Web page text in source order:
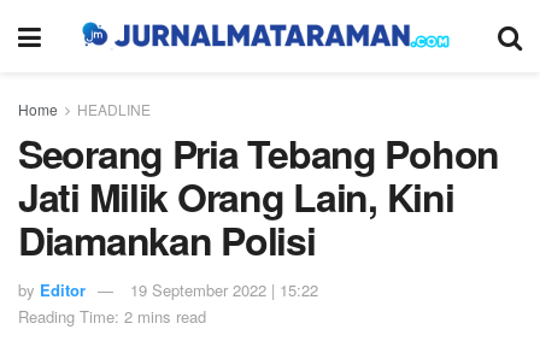
Home HEADLINE
Seorang Pria Tebang Pohon
Jati Milik Orang Lain, Kini
Diamankan Polisi
by Editor
19 September 2022 | 15:22
Reading Time: 2 mins read